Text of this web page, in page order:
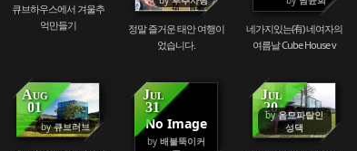
큐브하우스에서 겨울추
억만들기
정말 즐거운 태안 여행이
었습니다.
네가지있는(有) 네여자의
여름날 Cube House v
Aug
01
by큐브러브
168140
No Image
Jul
31
by 배불뚝이커
89008
Jul
20
by옴므파탈인
성댁
98147